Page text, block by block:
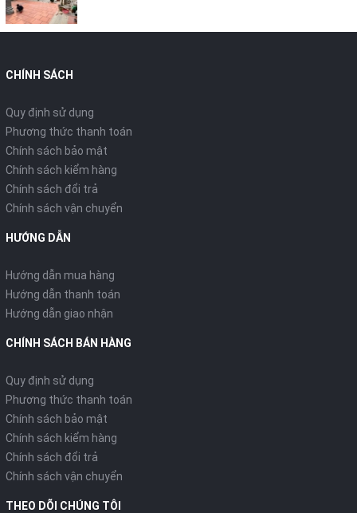
CHÍNH SÁCH
Quy định sử dụng
Phương thức thanh toán
Chính sách bảo mật
Chính sách kiểm hàng
Chính sách đổi trả
Chính sách vận chuyển
HƯỚNG DẪN
Hướng dẫn mua hàng
Hướng dẫn thanh toán
Hướng dẫn giao nhận
CHÍNH SÁCH BÁN HÀNG
Quy định sử dụng
Phương thức thanh toán
Chính sách bảo mật
Chính sách kiểm hàng
Chính sách đổi trả
Chính sách vận chuyển
THEO DÕI CHÚNG TÔI